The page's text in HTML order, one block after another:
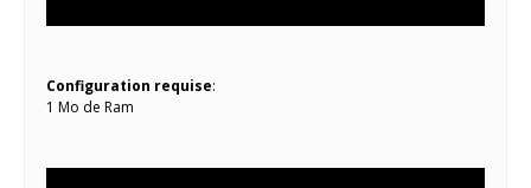
Configuration requise:
1 Mo de Ram